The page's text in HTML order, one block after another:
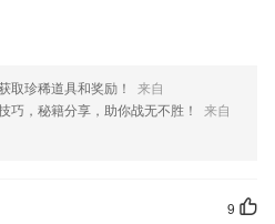
，以帮助我们更好的对产品进行优化修
取珍稀道具和奖励！
来自
巧，秘籍分享，助你战无不胜！
来自
9